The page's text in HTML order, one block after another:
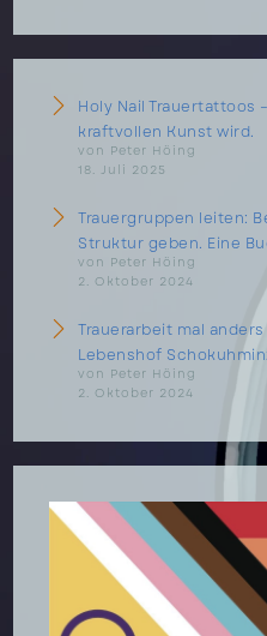
Holy Nail Trauertattoos
kraftvollen Kunst wird.
von Peter Höing
18. Juli 2025
Trauergruppen leiten:
Struktur geben. Eine
von Peter Höing
2. Oktober 2024
Trauerarbeit mal
Lebenshof
von Peter Höing
2. Oktober 2024